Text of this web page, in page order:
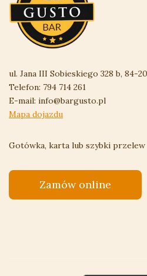
ul. Jana III Sobieskiego 328 b, 84-
Telefon: 794 714 261
E-mail: info@bargusto.pl
Mapa dojazdu
Gotówka, karta lub szybki przelew
Zamów online